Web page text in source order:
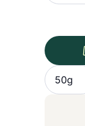
Wybierz
50g